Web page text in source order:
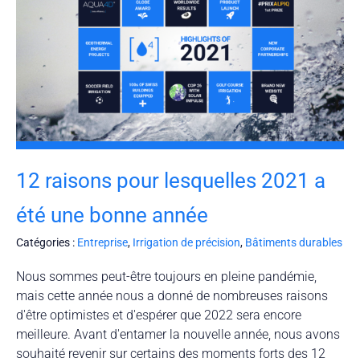
12 raisons pour lesquelles 2021 a
été une bonne année
Catégories : Entreprise, Irrigation de précision, Bâtiments durables
Nous sommes peut-être toujours en pleine pandémie,
mais cette année nous a donné de nombreuses raisons
d'être optimistes et d'espérer que 2022 sera encore
meilleure. Avant d'entamer la nouvelle année, nous avons
souhaité revenir sur certains des moments forts des 12